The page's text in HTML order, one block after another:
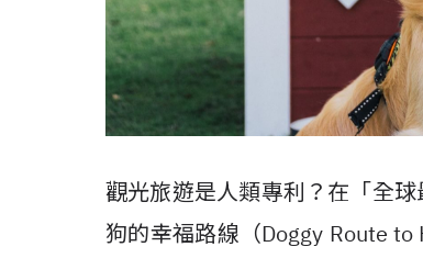
觀光旅遊是人類專利？在「全
狗的幸福路線（Doggy Route to